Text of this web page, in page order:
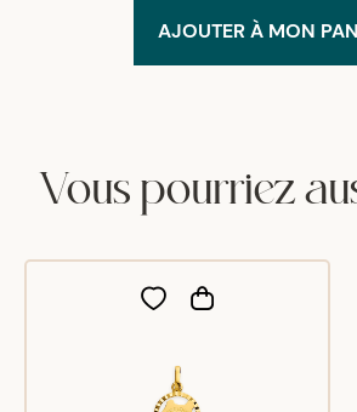
AJOUTER À MON
Vous pourriez